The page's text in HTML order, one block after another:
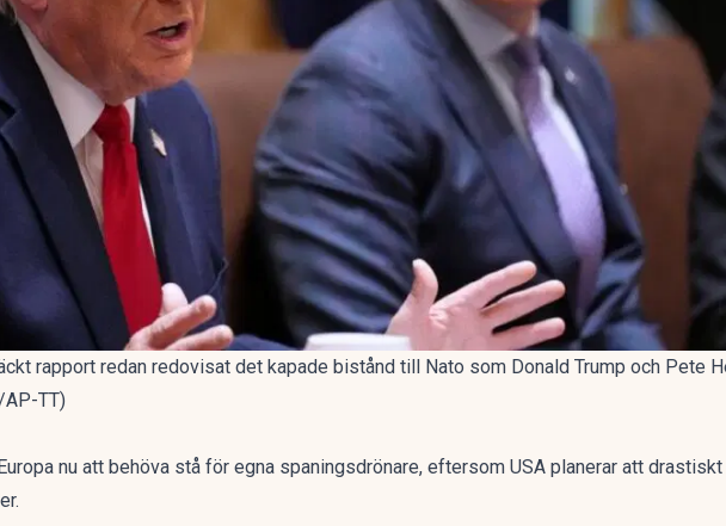
rapport redan redovisat det kapade bistånd till Nato som Donald Trump och Pete
AP-TT)
nu att behöva stå för egna spaningsdrönare, eftersom USA planerar att